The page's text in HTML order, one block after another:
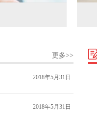
更多>>
2018年5月31日
2018年5月31日